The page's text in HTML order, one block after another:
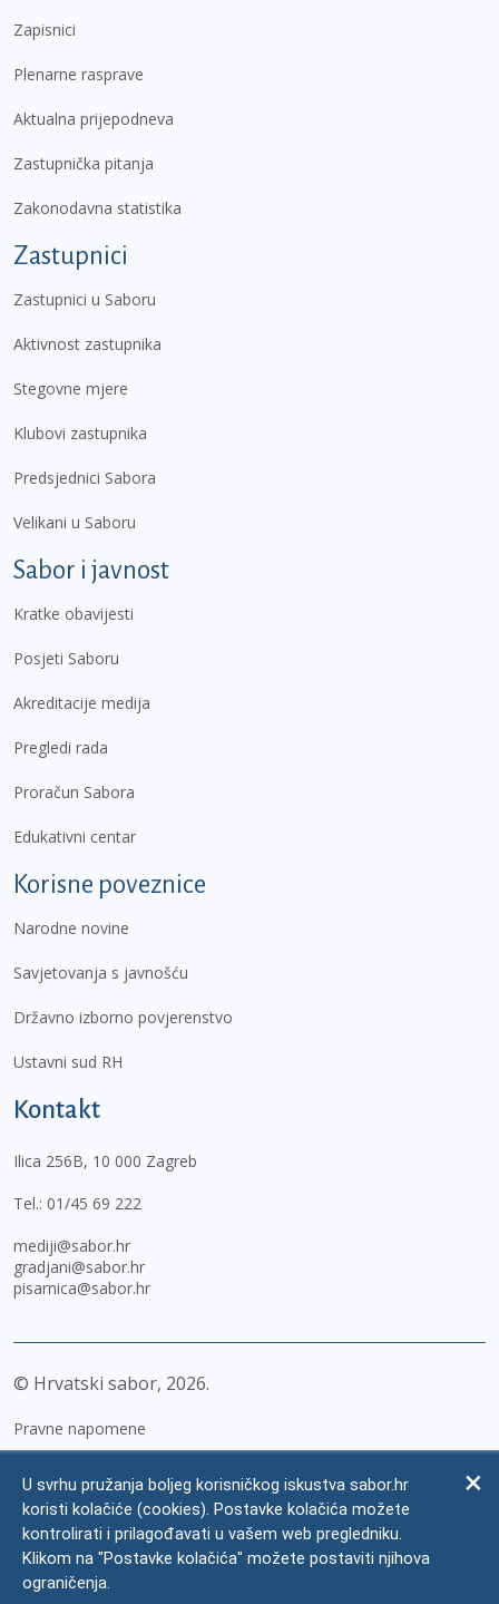
Zapisnici
Plenarne rasprave
Aktualna prijepodneva
Zastupnička pitanja
Zakonodavna statistika
Zastupnici
Zastupnici u Saboru
Aktivnost zastupnika
Stegovne mjere
Klubovi zastupnika
Predsjednici Sabora
Velikani u Saboru
Sabor i javnost
Kratke obavijesti
Posjeti Saboru
Akreditacije medija
Pregledi rada
Proračun Sabora
Edukativni centar
Korisne poveznice
Narodne novine
Savjetovanja s javnošću
Državno izborno povjerenstvo
Ustavni sud RH
Kontakt
Ilica 256B, 10 000 Zagreb
Tel.: 01/45 69 222
mediji@sabor.hr
gradjani@sabor.hr
pisarnica@sabor.hr
© Hrvatski sabor, 2026
Pravne napomene
Zaštita osobnih podataka
Impressum
Česta pitanja
U svrhu pružanja boljeg korisničkog iskustva sabor.hr
koristi kolačiće (cookies). Postavke kolačića možete
kontrolirati i prilagođavati u vašem web pregledniku.
Klikom na "Postavke kolačića" možete postaviti njihova
ograničenja.